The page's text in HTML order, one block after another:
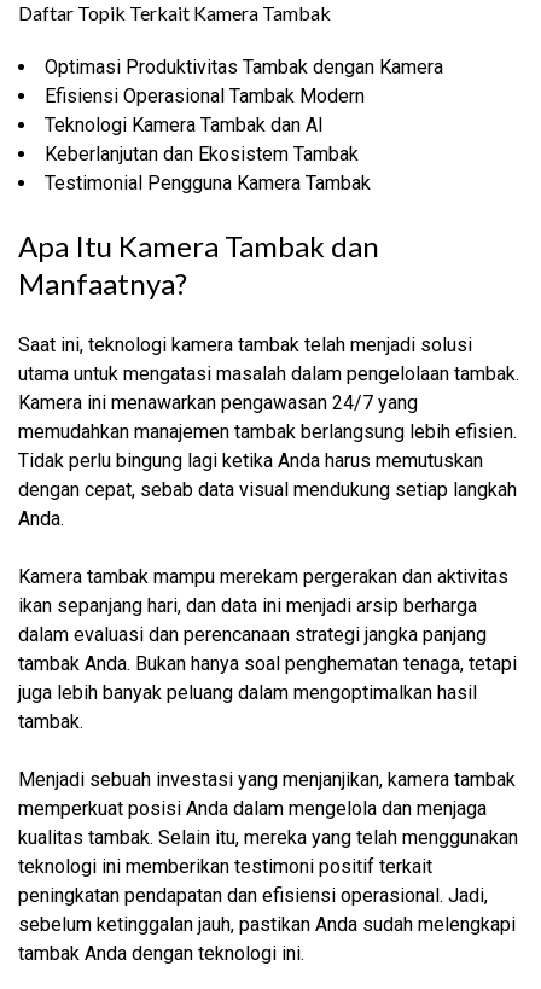
Daftar Topik Terkait Kamera Tambak
Optimasi Produktivitas Tambak dengan Kamera
Efisiensi Operasional Tambak Modern
Teknologi Kamera Tambak dan AI
Keberlanjutan dan Ekosistem Tambak
Testimonial Pengguna Kamera Tambak
Apa Itu Kamera Tambak dan
Manfaatnya?
Saat ini, teknologi kamera tambak telah menjadi solusi
utama untuk mengatasi masalah dalam pengelolaan tambak.
Kamera ini menawarkan pengawasan 24/7 yang
memudahkan manajemen tambak berlangsung lebih efisien.
Tidak perlu bingung lagi ketika Anda harus memutuskan
dengan cepat, sebab data visual mendukung setiap langkah
Anda.
Kamera tambak mampu merekam pergerakan dan aktivitas
ikan sepanjang hari, dan data ini menjadi arsip berharga
dalam evaluasi dan perencanaan strategi jangka panjang
tambak Anda. Bukan hanya soal penghematan tenaga, tetapi
juga lebih banyak peluang dalam mengoptimalkan hasil
tambak.
Menjadi sebuah investasi yang menjanjikan, kamera tambak
memperkuat posisi Anda dalam mengelola dan menjaga
kualitas tambak. Selain itu, mereka yang telah menggunakan
teknologi ini memberikan testimoni positif terkait
peningkatan pendapatan dan efisiensi operasional. Jadi,
sebelum ketinggalan jauh, pastikan Anda sudah melengkapi
tambak Anda dengan teknologi ini.